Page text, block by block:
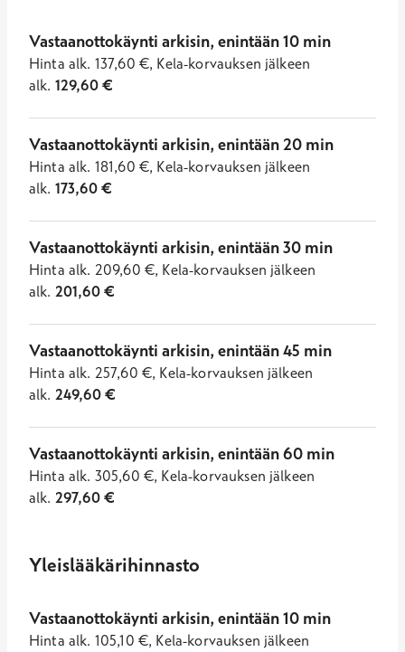
Vastaanottokäynti arkisin, enintään 10 min
Hinta alk. 137,60 €, Kela-korvauksen jälkeen
alk. 129,60€
Vastaanottokäynti arkisin, enintään 20 min
Hinta alk. 181,60 €, Kela-korvauksen jälkeen
alk. 173,60€
Vastaanottokäynti arkisin, enintään 30 min
Hinta alk. 209,60 €, Kela-korvauksen jälkeen
alk. 201,60€
Vastaanottokäynti arkisin, enintään 45 min
Hinta alk. 257,60 €, Kela-korvauksen jälkeen
alk. 249,60€
Vastaanottokäynti arkisin, enintään 60 min
Hinta alk. 305,60 €, Kela-korvauksen jälkeen
alk. 297,60€
Yleislääkärihinnasto
Vastaanottokäynti arkisin, enintään 10 min
Hinta alk. 105,10 €, Kela-korvauksen jälkeen